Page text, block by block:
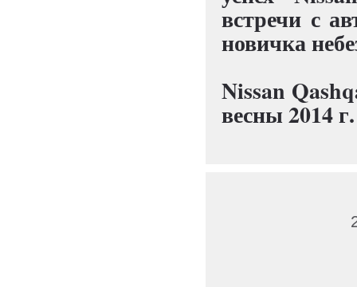
встречи с
новичка
Nissan
весны 2014 г.